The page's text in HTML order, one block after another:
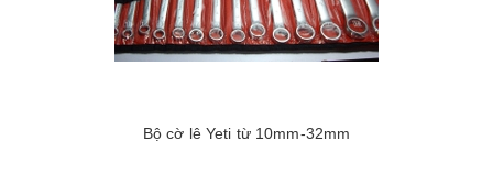
Bộ cờ lê Yeti từ 10mm-32mm